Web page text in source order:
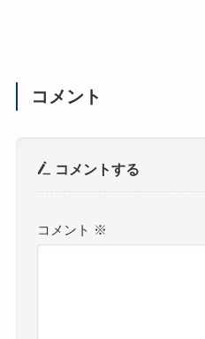
コメント
コメントする
コメント ※